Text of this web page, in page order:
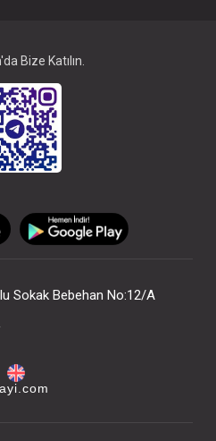
Bize Katılın.
Sokak Bebehan No:12/A